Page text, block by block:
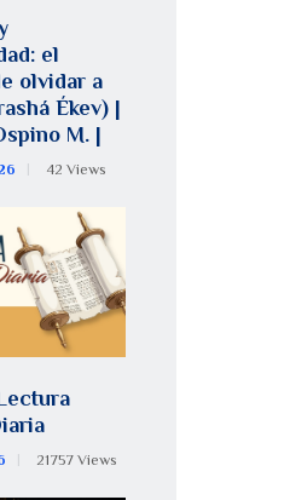
el
olvidar a
Ékev) |
M. |
42 Views
21757 Views